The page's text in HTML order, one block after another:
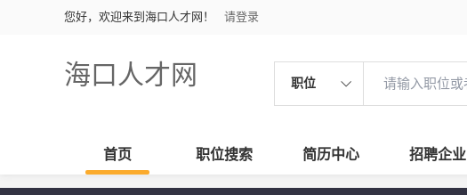
您好，欢迎来到海口人才网！ 请登录
海口人才网 职位
首页 职位搜索 简历中心 招聘企业